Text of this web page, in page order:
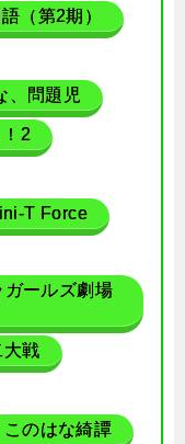
（第2期）
、問題児
2
T Force
ガールズ劇場
大戦
このはな綺譚